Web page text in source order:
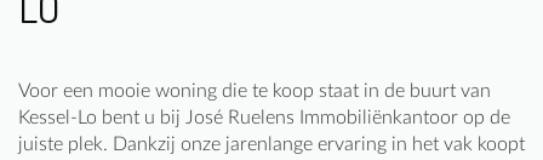
Voor een mooie woning die te koop staat in de buurt van
Kessel-Lo bent u bij José Ruelens Immobiliënkantoor op de
juiste plek. Dankzij onze jarenlange ervaring in het vak koopt